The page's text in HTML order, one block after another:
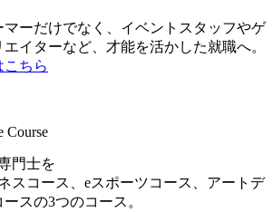
マーだけでなく、イベントスタッフやゲ
エイターなど、才能を活かした就職へ。
こちら
Course
門士を
スコース、eスポーツコース、アートデ
スの3つのコース。